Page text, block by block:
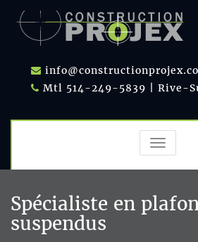
Mtl 514-249-5839 | Rive-
TOGGLE
Spécialiste en
suspendus